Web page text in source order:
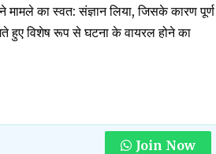
मामले का स्वत: संज्ञान लिया, जिसके कारण पूर्ण
हुए विशेष रूप से घटना के वायरल होने का
Join Now